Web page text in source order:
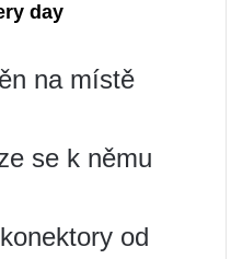
na místě
se k němu
od